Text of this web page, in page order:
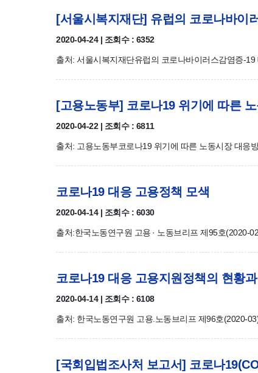
[서울시복지재단] 유럽의 코로나바이
2020-04-24 | 조회수 : 6352
출처: 서울시복지재단유럽의 코로나바이러스감염증-19
[고용노동부] 코로나19 위기에 따른
2020-04-22 | 조회수 : 6811
출처: 고용노동부코로나19 위기에 따른 노동시장 대응
코로나19 대응 고용정책 모색
2020-04-14 | 조회수 : 6030
출처:한국노동연구원 고용 · 노동브리프 제95호(2020-
코로나19 대응 고용지원정책의 현황과
2020-04-14 | 조회수 : 6108
출처: 한국노동연구원 고용.노동브리프 제96호(2020-
[국회입법조사처 보고서] 코로나